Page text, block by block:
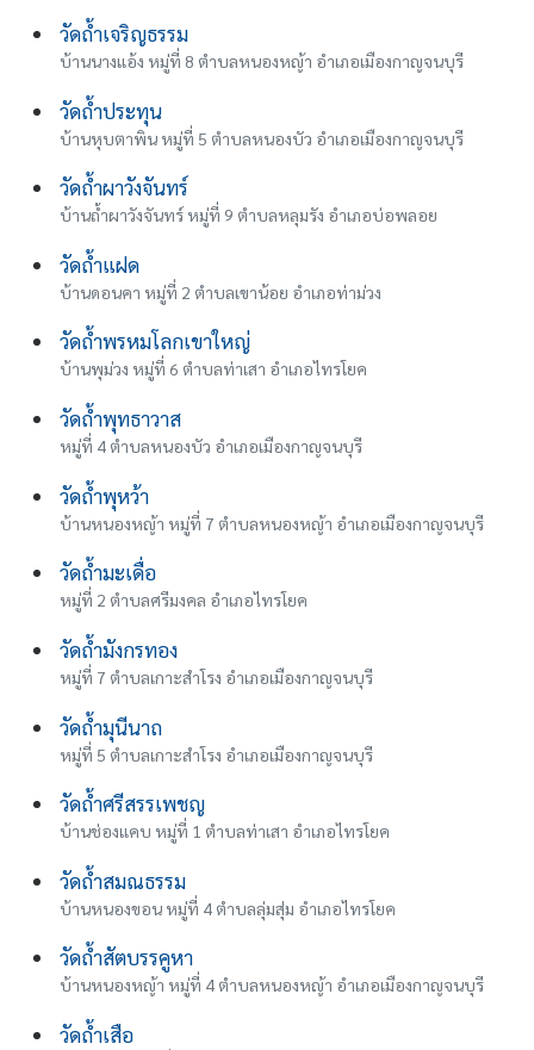
วัดถ้ำเจริญธรรม
บ้านนางแอ้ง หมู่ที่ 8 ตำบลหนองหญ้า อำเภอเมืองกาญจนบุรี
วัดถ้ำประทุน
บ้านหุบตาพิน หมู่ที่ 5 ตำบลหนองบัว อำเภอเมืองกาญจนบุรี
วัดถ้ำผาวังจันทร์
บ้านถ้ำผาวังจันทร์ หมู่ที่ 9 ตำบลหลุมรัง อำเภอบ่อพลอย
วัดถ้ำแฝด
บ้านดอนคา หมู่ที่ 2 ตำบลเขาน้อย อำเภอท่าม่วง
วัดถ้ำพรหมโลกเขาใหญ่
บ้านพุม่วง หมู่ที่ 6 ตำบลท่าเสา อำเภอไทรโยค
วัดถ้ำพุทธาวาส
หมู่ที่ 4 ตำบลหนองบัว อำเภอเมืองกาญจนบุรี
วัดถ้ำพุหว้า
บ้านหนองหญ้า หมู่ที่ 7 ตำบลหนองหญ้า อำเภอเมืองกาญจนบุรี
วัดถ้ำมะเดื่อ
หมู่ที่ 2 ตำบลศรีมงคล อำเภอไทรโยค
วัดถ้ำมังกรทอง
หมู่ที่ 7 ตำบลเกาะสำโรง อำเภอเมืองกาญจนบุรี
วัดถ้ำมุนีนาถ
หมู่ที่ 5 ตำบลเกาะสำโรง อำเภอเมืองกาญจนบุรี
วัดถ้ำศรีสรรเพชญ
บ้านช่องแคบ หมู่ที่ 1 ตำบลท่าเสา อำเภอไทรโยค
วัดถ้ำสมณธรรม
บ้านหนองขอน หมู่ที่ 4 ตำบลลุ่มสุ่ม อำเภอไทรโยค
วัดถ้ำสัตบรรคูหา
บ้านหนองหญ้า หมู่ที่ 4 ตำบลหนองหญ้า อำเภอเมืองกาญจนบุรี
วัดถ้ำเสือ